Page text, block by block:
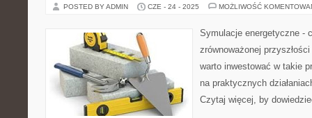
POSTED BY ADMIN CZE - 24 - 2025 MOŻLIWOŚĆ
Symulacje energetyczne -
zrównoważonej
warto inwestować w takie
na praktycznych
Czytaj więcej, by